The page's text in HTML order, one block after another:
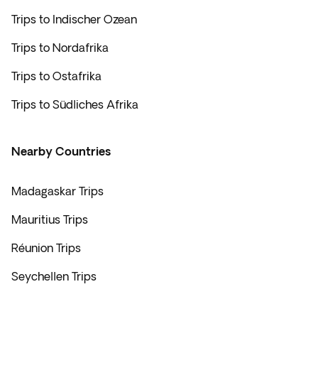
Trips to Indischer Ozean
Trips to Nordafrika
Trips to Ostafrika
Trips to Südliches Afrika
Nearby Countries
Madagaskar Trips
Mauritius Trips
Réunion Trips
Seychellen Trips